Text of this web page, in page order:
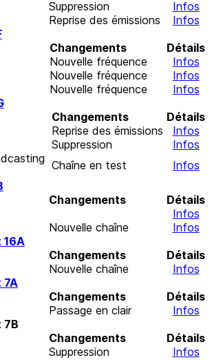
Suppression
Infos
Reprise des émissions
Infos
Changements
Détails
Nouvelle fréquence
Infos
Nouvelle fréquence
Infos
Nouvelle fréquence
Infos
Changements
Détails
Reprise des émissions
Infos
Suppression
Infos
Chaîne en test
Infos
Changements
Détails
Infos
Nouvelle chaîne
Infos
16A
Changements
Détails
Nouvelle chaîne
Infos
7A
Changements
Détails
Passage en clair
Infos
7B
Changements
Détails
Suppression
Infos